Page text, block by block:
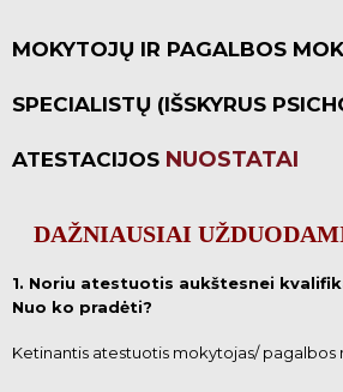
MOKYTOJŲ IR PAGALBOS
SPECIALISTŲ (IŠSKYRUS
ATESTACIJOS NUOSTATAI
DAŽNIAUSIAI
1. Noriu atestuotis aukštesnei
Nuo ko pradėti?
Ketinantis atestuotis mokytojas/ pagalbos